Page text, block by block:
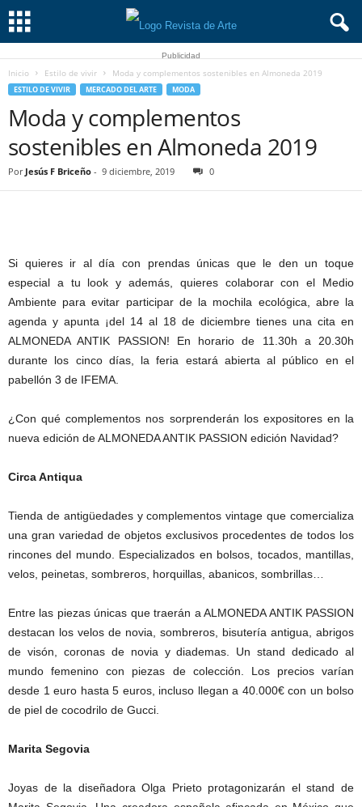
Publicidad
Inicio Estilo de vivir Moda y complementos sostenibles en Almoneda 2019
ESTILO DE VIVIR MERCADO DEL ARTE MODA
Moda y complementos
sostenibles en Almoneda 2019
Por Jesús F Briceño - 9 diciembre, 2019 0
Si quieres ir al día con prendas únicas que le den un toque
especial a tu look y además, quieres colaborar con el Medio
Ambiente para evitar participar de la mochila ecológica, abre la
agenda y apunta ¡del 14 al 18 de diciembre tienes una cita en
ALMONEDA ANTIK PASSION! En horario de 11.30h a 20.30h
durante los cinco días, la feria estará abierta al público en el
pabellón 3 de IFEMA.
¿Con qué complementos nos sorprenderán los expositores en la
nueva edición de ALMONEDA ANTIK PASSION edición Navidad?
Circa Antiqua
Tienda de antigüedades y complementos vintage que comercializa
una gran variedad de objetos exclusivos procedentes de todos los
rincones del mundo. Especializados en bolsos, tocados, mantillas,
velos, peinetas, sombreros, horquillas, abanicos, sombrillas…
Entre las piezas únicas que traerán a ALMONEDA ANTIK PASSION
destacan los velos de novia, sombreros, bisutería antigua, abrigos
de visón, coronas de novia y diademas. Un stand dedicado al
mundo femenino con piezas de colección. Los precios varían
desde 1 euro hasta 5 euros, incluso llegan a 40.000€ con un bolso
de piel de cocodrilo de Gucci.
Marita Segovia
Joyas de la diseñadora Olga Prieto protagonizarán el stand de